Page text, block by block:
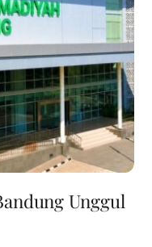
Unggul